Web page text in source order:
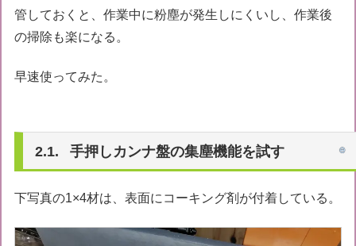
管しておくと、作業中に粉塵が発生しにくいし、作業後
の掃除も楽になる。
早速使ってみた。
手押しカンナ盤の集塵機能を試す
下写真の1×4材は、表面にコーキング剤が付着している。